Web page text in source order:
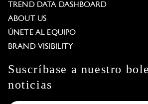
TREND DATA DASHBOARD
ABOUT US
ÚNETE AL EQUIPO
BRAND VISIBILITY
Suscríbase a nuestro
noticias